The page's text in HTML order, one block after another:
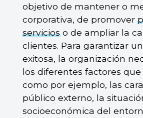
objetivo de mantener o
corporativa, de promover
servicioso de ampliar la
clientes. Para garantizar
exitosa, la organización
los diferentes factores
como por ejemplo, las
público externo, la
socioeconómica del